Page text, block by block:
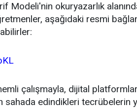
Modeli'nin okuryazarlık
aşağıdaki resmi
çalışmayla, dijital
sahada edindikleri tecrübelerin